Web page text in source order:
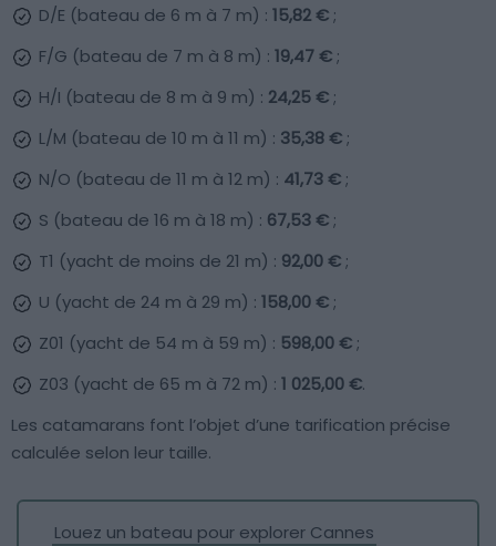
D/E (bateau de 6 m à 7 m) : 15,82 €;
F/G (bateau de 7 m à 8 m) : 19,47 €;
H/I (bateau de 8 m à 9 m) : 24,25 €;
L/M (bateau de 10 m à 11 m) : 35,38 €;
N/O (bateau de 11 m à 12 m) : 41,73 €;
S (bateau de 16 m à 18 m) : 67,53 €;
T1 (yacht de moins de 21 m) : 92,00 €;
U (yacht de 24 m à 29 m) : 158,00 €;
Z01 (yacht de 54 m à 59 m) : 598,00 €;
Z03 (yacht de 65 m à 72 m) : 1 025,00 €.
Les catamarans font l’objet d’une tarification précise
calculée selon leur taille.
Louez un bateau pour explorer Cannes